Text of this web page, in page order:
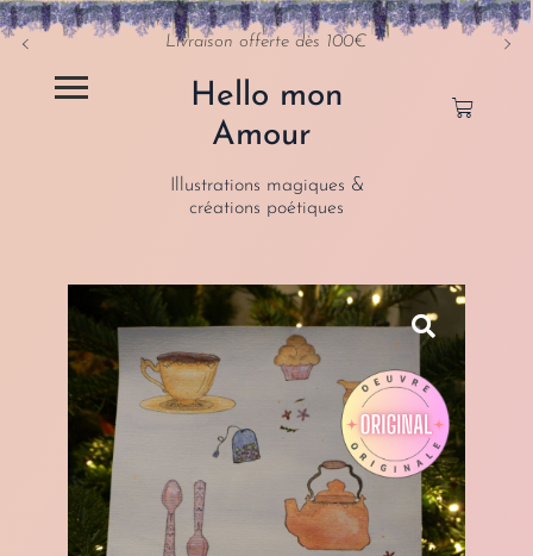
Livraison offerte dès 100€
Hello mon
Amour
Illustrations magiques &
créations poétiques